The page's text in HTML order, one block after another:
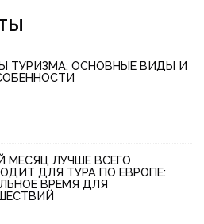
ТУРИЗМА: ОСНОВНЫЕ ВИДЫ И
МЕСЯЦ ЛУЧШЕ ВСЕГО
ДЛЯ ТУРА ПО ЕВРОПЕ:
ВРЕМЯ ДЛЯ